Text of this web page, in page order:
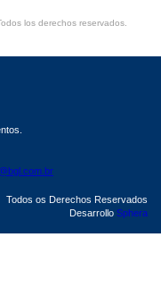
los derechos reservados.
Todos os Derechos Reservados
Desarrollo Sphera